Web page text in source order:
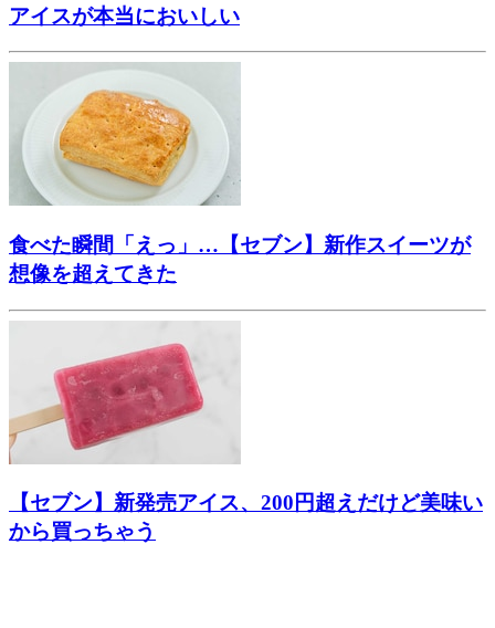
アイスが本当においしい
食べた瞬間「えっ」…【セブン】新作スイーツが
想像を超えてきた
【セブン】新発売アイス、200円超えだけど美味い
から買っちゃう